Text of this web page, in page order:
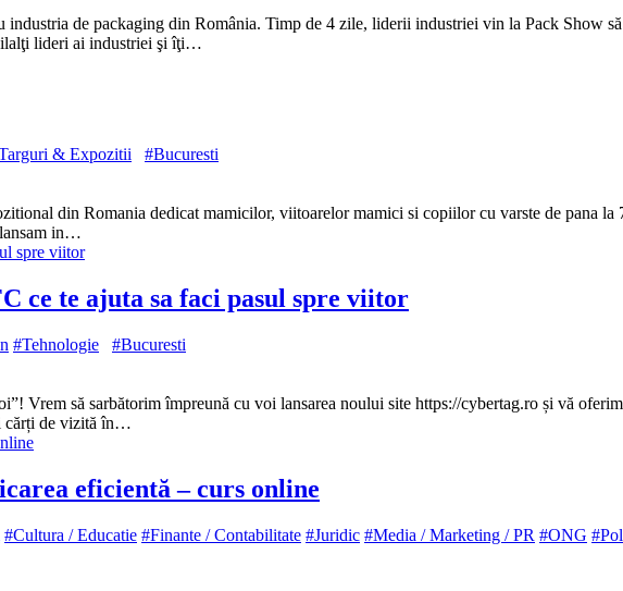
de packaging din România. Timp de 4 zile, liderii industriei vin la Pack Show
lideri ai industriei şi îţi…
& Expozitii
#Bucuresti
din Romania dedicat mamicilor, viitoarelor mamici si copiilor cu varste de pana la
lansam in…
ce te ajuta sa faci pasul spre viitor
#Tehnologie
#Bucuresti
Vrem să sarbătorim împreună cu voi lansarea noului site https://cybertag.ro și vă
cărți de vizită în…
eficientă – curs online
#Cultura / Educatie #Finante / Contabilitate #Juridic #Media / Marketing / PR #ONG